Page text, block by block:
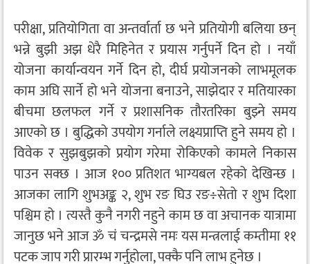
परीक्षा, प्रतियोगिता वा अन्तर्वार्ता छ भने प्रतियोगी बलिया छन्
भन्ने बुझी अझ धेरै मिहिनेत र प्रयास गर्नुपर्ने दिन हो । नयाँ
योजना कार्यान्वयन गर्ने दिन हो, दीर्घ प्रयोजनको लाभमूलक
काम अघि सार्ने हो भने योजना बनाउने, साझेदार र मतियारका
बीचमा छलफल गर्ने र प्रशासनिक तौरतरिका बुझ्ने समय
आएको छ । बुद्धिको उपयोग गर्नाले लक्ष्यप्राप्ति हुने समय हो ।
विवेक र सुझबुझको प्रयोग गरेमा रोकिएको कामले निकास
पाउन सक्छ । आज १०० प्रतिशत भाग्यबल रहेको देखिन्छ ।
आजका लागि शुभअङ्क २, शुभ रङ घिउ रङ÷सेतो र शुभ दिशा
पश्चिम हो । त्यस्तै कुनै नगरी नहुने काम छ वा अचानक यात्रामा
जानुछ भने आज ॐ चं चन्द्रमसे नमः यस मन्त्रलाई कम्तीमा ११
पटक जाप गरी प्रारम्भ गर्नुहोला, पक्कै पनि लाभ हुनेछ ।